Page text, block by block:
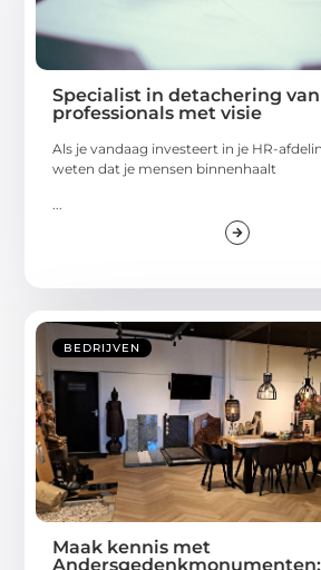
Specialist in detachering van
professionals met visie
Als je vandaag investeert in je HR-
weten dat je mensen binnenhaalt
BEDRIJVEN
Maak kennis met